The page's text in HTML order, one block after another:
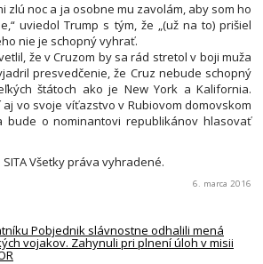
zlú noc a ja osobne mu zavolám, aby som ho
uviedol Trump s tým, že „(už na to) prišiel
nie je schopný vyhrať.
že v Cruzom by sa rád stretol v boji muža
presvedčenie, že Cruz nebude schopný
štátoch ako je New York a Kalifornia.
vo svoje víťazstvo v Rubiovom domovskom
bude o nominantovi republikánov hlasovať
Všetky práva vyhradené.
6. marca 2016
Pobjednik slávnostne odhalili mená
vojakov. Zahynuli pri plnení úloh v misii